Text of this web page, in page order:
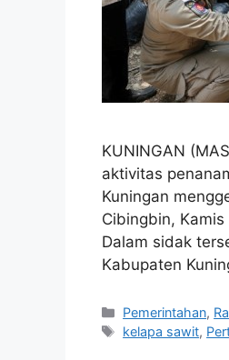
KUNINGAN
aktivitas
Kuningan
Cibingbin,
Dalam sidak
Kabupaten
Kategori
Pemerintahan,
Tag
kelapa sawit,